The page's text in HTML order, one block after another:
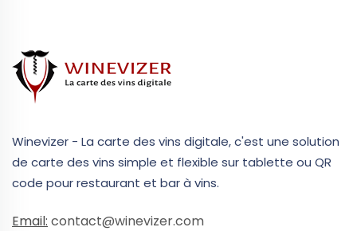
Winevizer - La carte des vins digitale, c'est une solution
de carte des vins simple et flexible sur tablette ou QR
code pour restaurant et bar à vins.
Email: contact@winevizer.com